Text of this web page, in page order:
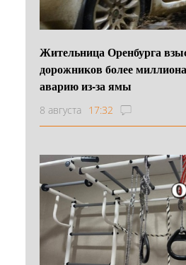
Жительница Оренбурга
дорожников более
аварию из-за ямы
8 августа 17:32